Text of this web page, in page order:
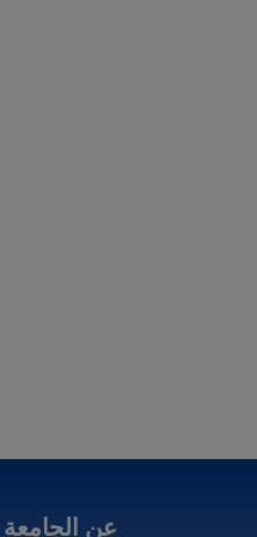
عن الجامعة